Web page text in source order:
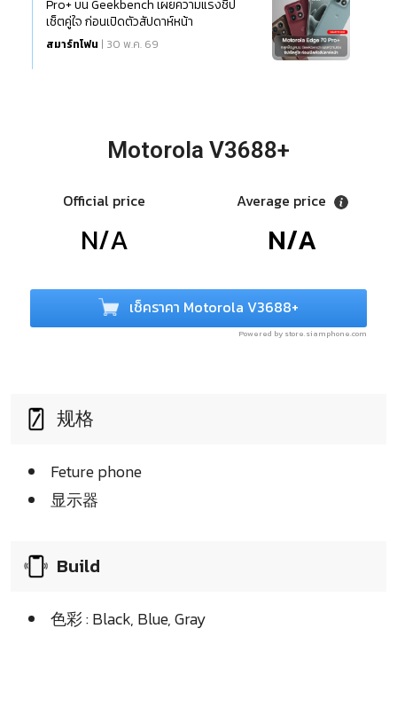
Pro+ บน Geekbench เผยความแรงชิป
เซ็ตคู่ใจ ก่อนเปิดตัวสัปดาห์หน้า
สมาร์ทโฟน | 30 พ.ค. 69
Motorola V3688+
Official price
N/A
Average price
N/A
เช็คราคา Motorola V3688+
Powered by store.siamphone.com
规格
Feture phone
显示器
Build
色彩 : Black, Blue, Gray